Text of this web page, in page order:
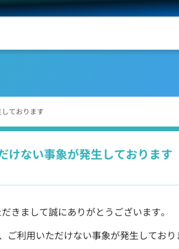
ております
けない事象が発生しております
きまして誠にありがとうございます。
利用いただけない事象が発生しており